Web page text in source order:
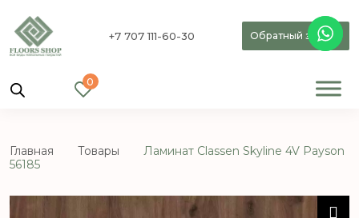
+7 707 111-60-30 Обратный звонок
0
Главная Товары
Ламинат Classen Skyline 4V Payson
56185